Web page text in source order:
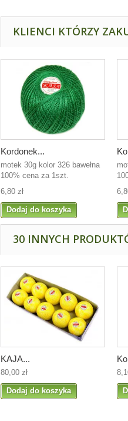
KLIENCI KTÓRZY
Kordonek...
motek 30g kolor 326 bawełna
100% cena za 1szt.
6,80 zł
Dodaj do koszyka
30 INNYCH
KAJA...
80,00 zł
Dodaj do koszyka